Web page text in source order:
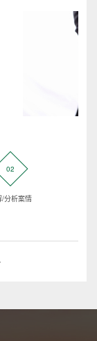
02
/分析案情